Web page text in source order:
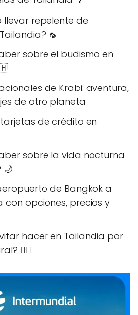
llevar repelente de
🦟
sobre el budismo en
de Krabi: aventura,
de otro planeta
de crédito en
sobre la vida nocturna
🌙
de Bangkok a
con opciones, precios y
hacer en Tailandia por
🙅‍♀️